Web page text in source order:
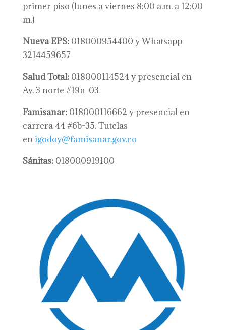
primer piso (lunes a viernes 8:00 a.m. a 12:00
m.)
Nueva EPS: 018000954400 y Whatsapp
3214459657
Salud Total: 018000114524 y presencial en
Av. 3 norte #19n-03
Famisanar: 018000116662 y presencial en
carrera 44 #6b-35. Tutelas
enigodoy@famisanar.gov.co
Sánitas: 018000919100